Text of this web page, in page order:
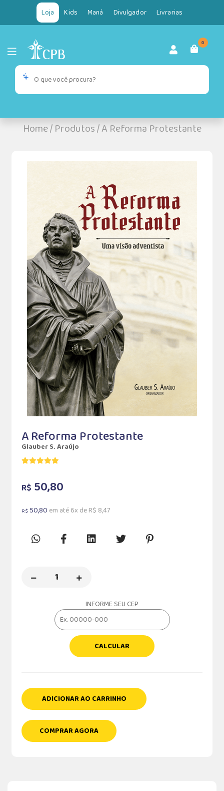
Loja Kids Maná Divulgador Livrarias
0
Home/Produtos/A Reforma Protestante
A Reforma Protestante
Glauber S. Araújo
R$ 50,80
R$ 50,80 em até 6x de R$ 8,47
INFORME SEU CEP
CALCULAR
ADICIONAR AO CARRINHO
COMPRAR AGORA